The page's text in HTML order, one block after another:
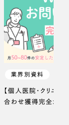
業界別資料
【個人医院・クリニッ
合わせ獲得完全ガイ